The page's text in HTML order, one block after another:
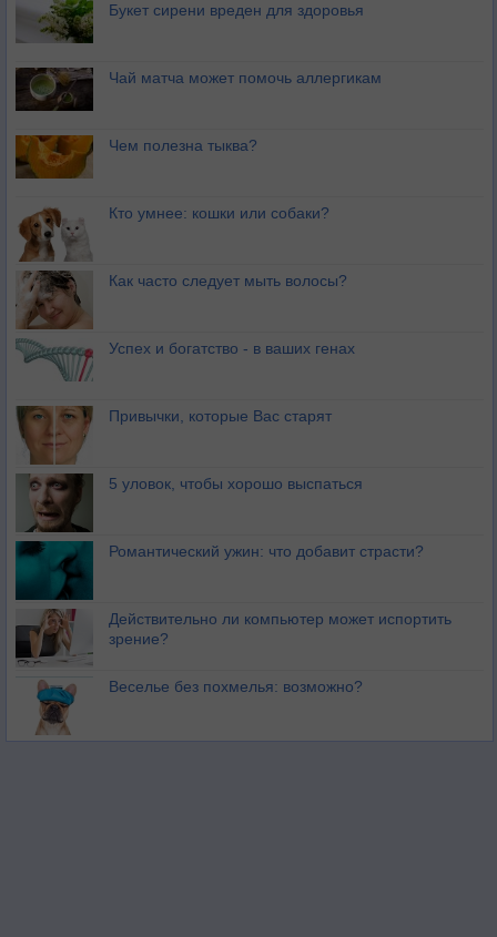
Букет сирени вреден для здоровья
Чай матча может помочь аллергикам
Чем полезна тыква?
Кто умнее: кошки или собаки?
Как часто следует мыть волосы?
Успех и богатство - в ваших генах
Привычки, которые Вас старят
5 уловок, чтобы хорошо выспаться
Романтический ужин: что добавит страсти?
Действительно ли компьютер может испортить
зрение?
Веселье без похмелья: возможно?